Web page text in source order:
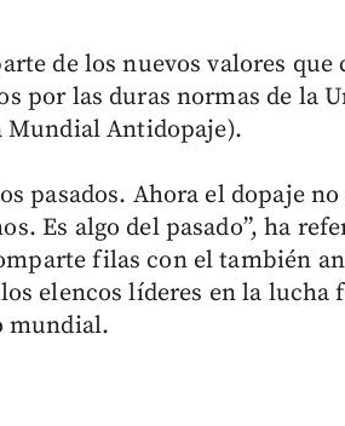
de los nuevos valores que
por las duras normas de la
Mundial Antidopaje).
pasados. Ahora el dopaje no
Es algo del pasado”, ha
filas con el también
elencos líderes en la lucha
mundial.